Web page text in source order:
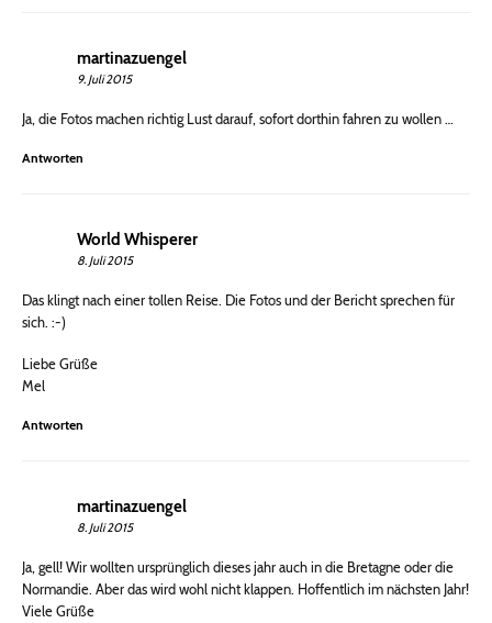
martinazuengel
9. Juli 2015
Ja, die Fotos machen richtig Lust darauf, sofort dorthin fahren zu wollen …
Antworten
World Whisperer
8. Juli 2015
Das klingt nach einer tollen Reise. Die Fotos und der Bericht sprechen für
sich. :-)
Liebe Grüße
Mel
Antworten
martinazuengel
8. Juli 2015
Ja, gell! Wir wollten ursprünglich dieses jahr auch in die Bretagne oder die
Normandie. Aber das wird wohl nicht klappen. Hoffentlich im nächsten Jahr!
Viele Grüße